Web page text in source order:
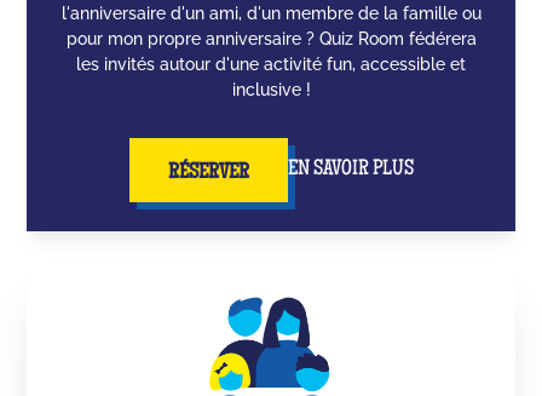
l'anniversaire d'un ami, d'un membre de la famille ou
pour mon propre anniversaire ? Quiz Room fédérera
les invités autour d'une activité fun, accessible et
inclusive !
RÉSERVER EN SAVOIR PLUS